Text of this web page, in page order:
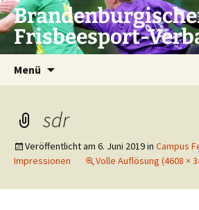
Zum
Inhalt
springen
Frisbeesport-
Menü
sdr
Veröffentlicht am 6. Juni 2019in Campus
Impressionen
Volle Auflösung (4608 ×